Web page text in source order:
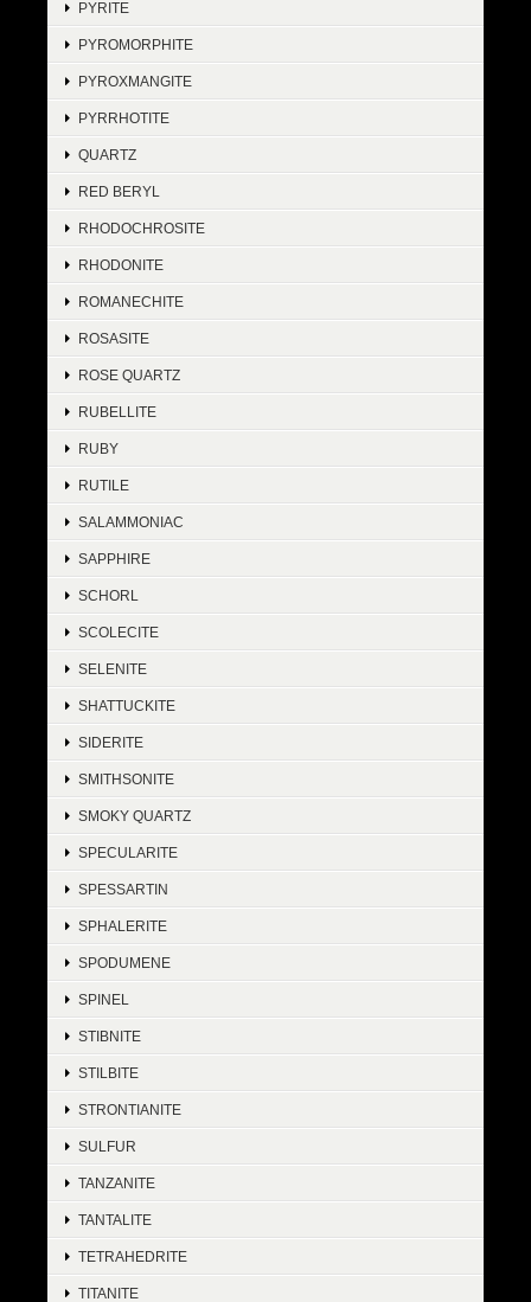
PYRITE
PYROMORPHITE
PYROXMANGITE
PYRRHOTITE
QUARTZ
RED BERYL
RHODOCHROSITE
RHODONITE
ROMANECHITE
ROSASITE
ROSE QUARTZ
RUBELLITE
RUBY
RUTILE
SALAMMONIAC
SAPPHIRE
SCHORL
SCOLECITE
SELENITE
SHATTUCKITE
SIDERITE
SMITHSONITE
SMOKY QUARTZ
SPECULARITE
SPESSARTIN
SPHALERITE
SPODUMENE
SPINEL
STIBNITE
STILBITE
STRONTIANITE
SULFUR
TANZANITE
TANTALITE
TETRAHEDRITE
TITANITE